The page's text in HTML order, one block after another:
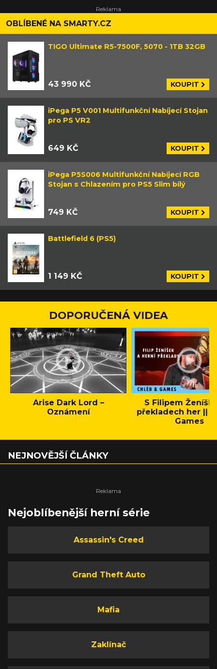
OBLÍBENÉ NA SMARTY.CZ
TIGO Ultimate R5-7500F, 5070 - 1TB 32GB
43 990 KČ KOUPIT
iPega P5 V001 Multifunkční Nabíjecí Stojan
pro PS VR2
649 KČ KOUPIT
iPega P5S006 Multifunkční Nabíjecí RGB
Stojan s Chlazením pro PS5 Slim bílý
749 KČ KOUPIT
Battlefield 6 (PS5)
1 149 KČ KOUPIT
DOPORUČENÁ VIDEA
Arise Dark Lord –
Oznámení
S Filipem
překladech her ||
Games
NEJNOVĚJŠÍ ČLÁNKY
Nejoblíbenější herní série
Assassin's Creed
Grand Theft Auto
Mafia
Zaklínač